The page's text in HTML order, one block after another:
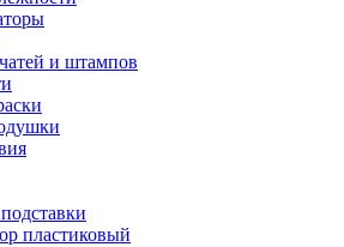
и штампов
пластиковый